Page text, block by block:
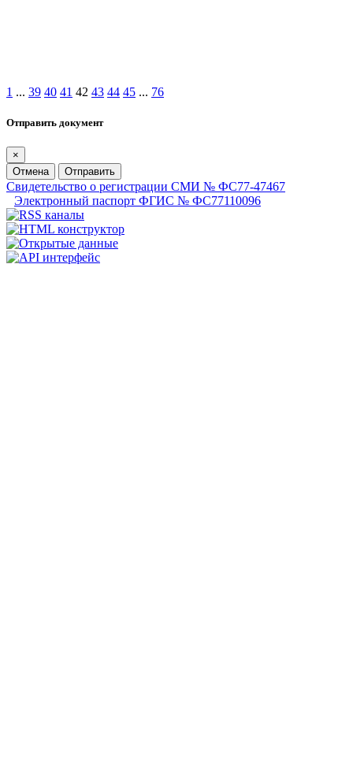
1 ... 39 40 41 42 43 44 45 ... 76
Отправить документ
×
Отмена
Отправить
Свидетельство о регистрации СМИ № ФС77-47467
Электронный паспорт ФГИС № ФС77110096